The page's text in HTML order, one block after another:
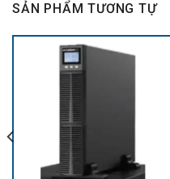
SẢN PHẨM TƯƠNG TỰ